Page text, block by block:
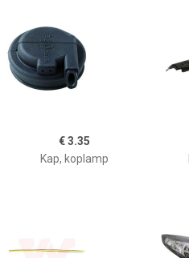
€ 3.35
Kap, koplamp